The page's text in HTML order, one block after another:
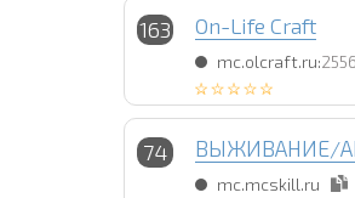
163 On-Life Craft
mc.olcraft.ru:
74 ВЫЖИВАНИЕ/
mc.mcskill.ru